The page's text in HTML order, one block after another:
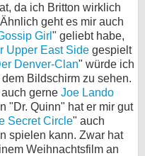
da ich Britton wirklich
geht es mir auch
Girl " geliebt habe,
Upper East Side gespielt
Denver-Clan" würde ich
Bildschirm zu sehen.
gerne Joe Lando
"Dr. Quinn" hat er mir gut
Secret Circle" auch
spielen kann. Zwar hat
Weihnachtsfilm an